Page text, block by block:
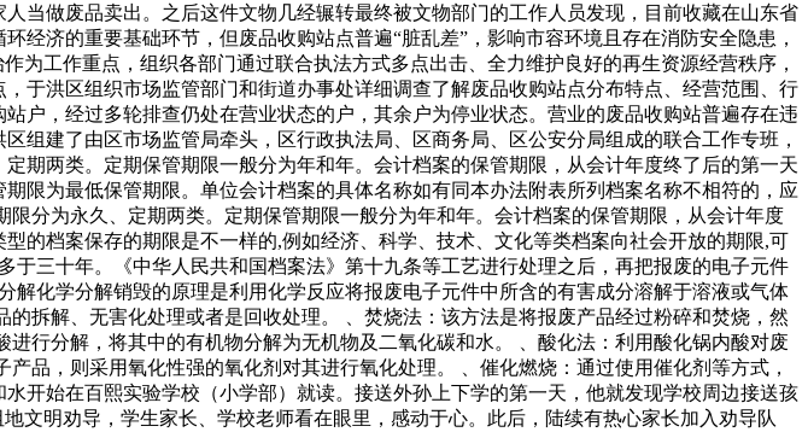
当做废品卖出。之后这件文物几经辗转最终被文物部门的工作人员发现，目前收藏在山东省
济的重要基础环节，但废品收购站点普遍“脏乱差”，影响市容环境且存在消防安全隐患，
为工作重点，组织各部门通过联合执法方式多点出击、全力维护良好的再生资源经营秩序，
洪区组织市场监管部门和街道办事处详细调查了解废品收购站点分布特点、经营范围、行
户，经过多轮排查仍处在营业状态的户，其余户为停业状态。营业的废品收购站普遍存在违
建了由区市场监管局牵头，区行政执法局、区商务局、区公安分局组成的联合工作专班，
期两类。定期保管期限一般分为年和年。会计档案的保管期限，从会计年度终了后的第一天
限为最低保管期限。单位会计档案的具体名称如有同本办法附表所列档案名称不相符的，应
分为永久、定期两类。定期保管期限一般分为年和年。会计档案的保管期限，从会计年度
档案保存的期限是不一样的,例如经济、科学、技术、文化等类档案向社会开放的期限,可
三十年。《中华人民共和国档案法》第十九条等工艺进行处理之后，再把报废的电子元件
化学分解销毁的原理是利用化学反应将报废电子元件中所含的有害成分溶解于溶液或气体
拆解、无害化处理或者是回收处理。 、焚烧法：该方法是将报废产品经过粉碎和焚烧，然
行分解，将其中的有机物分解为无机物及二氧化碳和水。 、酸化法：利用酸化锅内酸对废
品，则采用氧化性强的氧化剂对其进行氧化处理。 、催化燃烧：通过使用催化剂等方式，
开始在百熙实验学校（小学部）就读。接送外孙上下学的第一天，他就发现学校周边接送孩
明劝导，学生家长、学校老师看在眼里，感动于心。此后，陆续有热心家长加入劝导队